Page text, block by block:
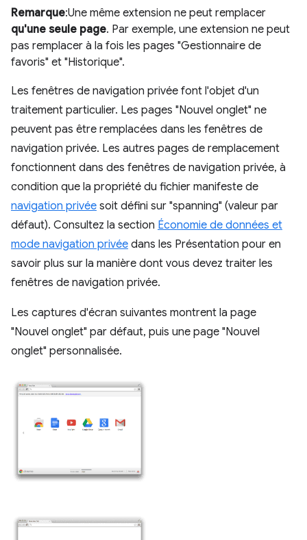
Remarque:Une même extension ne peut remplacer
qu'une seule page. Par exemple, une extension ne peut
pas remplacer à la fois les pages "Gestionnaire de
favoris" et "Historique".
Les fenêtres de navigation privée font l'objet d'un
traitement particulier. Les pages "Nouvel onglet" ne
peuvent pas être remplacées dans les fenêtres de
navigation privée. Les autres pages de remplacement
fonctionnent dans des fenêtres de navigation privée, à
condition que la propriété du fichier manifeste de
navigation privée soit défini sur "spanning" (valeur par
défaut). Consultez la section Économie de données et
mode navigation privée dans les Présentation pour en
savoir plus sur la manière dont vous devez traiter les
fenêtres de navigation privée.
Les captures d'écran suivantes montrent la page
"Nouvel onglet" par défaut, puis une page "Nouvel
onglet" personnalisée.